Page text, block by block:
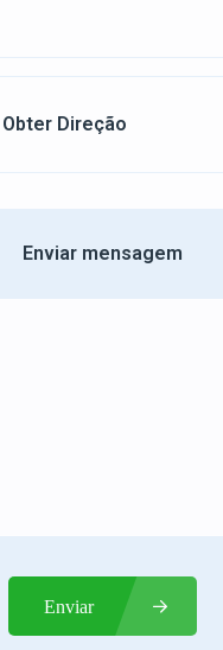
Obter Direção
Enviar mensagem
Enviar